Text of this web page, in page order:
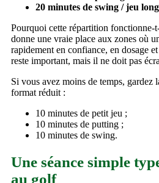
20 minutes de swing / jeu long
Pourquoi cette répartition fonctionne-
donne une vraie place aux zones où
rapidement en confiance, en dosage
reste important, mais il ne doit pas
Si vous avez moins de temps, gardez
format réduit :
10 minutes de petit jeu ;
10 minutes de putting ;
10 minutes de swing.
Une séance simple
au golf